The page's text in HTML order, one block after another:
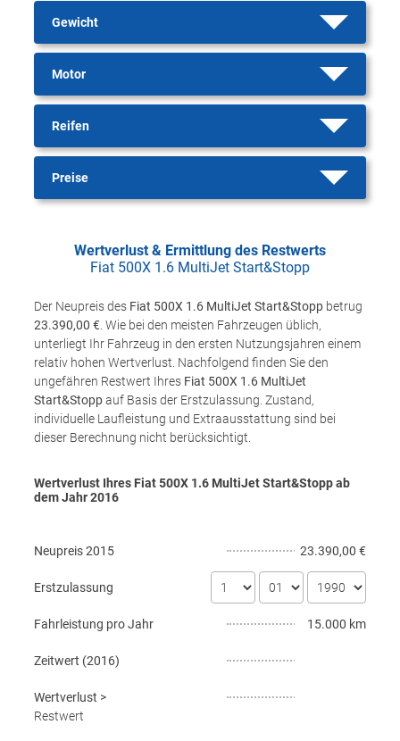
Gewicht
Motor
Reifen
Preise
Wertverlust & Ermittlung des Restwerts
Fiat 500X 1.6 MultiJet Start&Stopp
Der Neupreis des Fiat 500X 1.6 MultiJet Start&Stopp betrug
23.390,00 € . Wie bei den meisten Fahrzeugen üblich,
unterliegt Ihr Fahrzeug in den ersten Nutzungsjahren einem
relativ hohen Wertverlust. Nachfolgend finden Sie den
ungefähren Restwert Ihres Fiat 500X 1.6 MultiJet
Start&Stoppauf Basis der Erstzulassung. Zustand,
individuelle Laufleistung und Extraausstattung sind bei
dieser Berechnung nicht berücksichtigt.
Wertverlust Ihres Fiat 500X 1.6 MultiJet Start&Stopp ab
dem Jahr2016
Neupreis2015 23.390,00 €
Erstzulassung
Fahrleistung pro Jahr 15.000 km
Zeitwert (2016)
Wertverlust >
Restwert